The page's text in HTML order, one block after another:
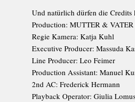
Und natürlich dürfen die Credits
Production: MUTTER &
Regie Kamera: Katja Kuhl
Executive Producer: Massuda
Line Producer: Leo Feimer
Production Assistant: Manuel
2nd AC: Frederick Hermann
Playback Operator: Giulia